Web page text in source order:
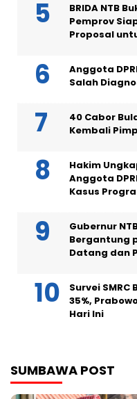
BRIDA NTB
Pemprov
Proposal
Anggota
Salah
40 Cabor
Kembali
Hakim
Anggota
Kasus
Gubernur
Bergantung
Datang dan
Survei
35%,
Hari Ini
SUMBAWA POST